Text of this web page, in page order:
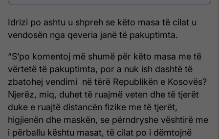
Idrizi po ashtu u shpreh se këto masa të cilat u
vendosën nga qeveria janë të pakuptimta.
“S’po komentoj më shumë për këto masa me të
vërtetë të pakuptimta, por a nuk ish dashtë të
zbatohej vendimi në tërë Republikën e Kosovës?
Njerëz, miq, duhet të ruajmë veten dhe të tjerët
duke e ruajtë distancën fizike me të tjerët,
higjienën dhe maskën, se përndryshe vështirë me
i përballu kështu masat, të cilat po i dëmtojnë